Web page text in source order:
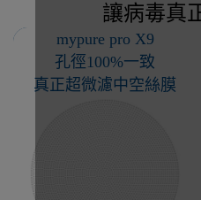
讓病毒真
mypure pro X9
孔徑100%一致
真正超微濾中空絲膜